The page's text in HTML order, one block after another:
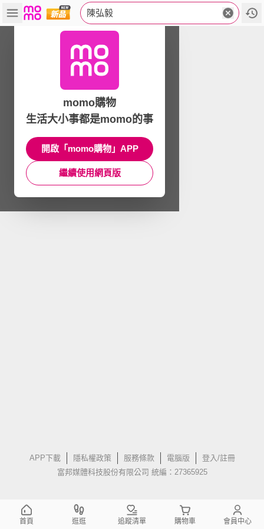
陳弘毅
APP下載 隱私權政策 服務條款 電腦版
登入/註冊
富邦媒體科技股份有限公司 統編：27365925
momo購物
生活大小事都是momo的事
開啟「momo購物」APP
繼續使用網頁版
首頁 逛逛 追蹤清單 購物車 會員中心